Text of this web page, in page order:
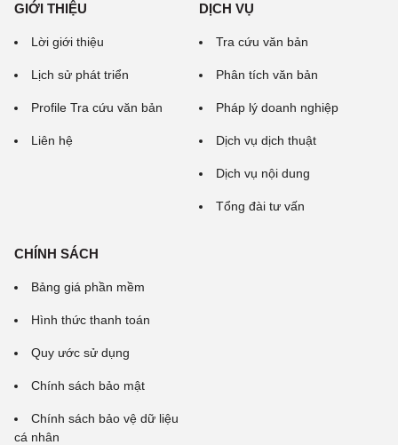
GIỚI THIỆU
Lời giới thiệu
Lịch sử phát triển
Profile Tra cứu văn bản
Liên hệ
DỊCH VỤ
Tra cứu văn bản
Phân tích văn bản
Pháp lý doanh nghiệp
Dịch vụ dịch thuật
Dịch vụ nội dung
Tổng đài tư vấn
CHÍNH SÁCH
Bảng giá phần mềm
Hình thức thanh toán
Quy ước sử dụng
Chính sách bảo mật
Chính sách bảo vệ dữ liệu
cá nhân